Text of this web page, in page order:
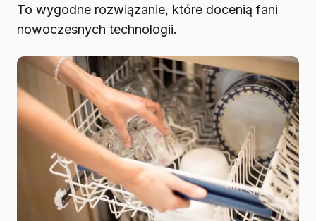
To wygodne rozwiązanie, które docenią fani
nowoczesnych technologii.